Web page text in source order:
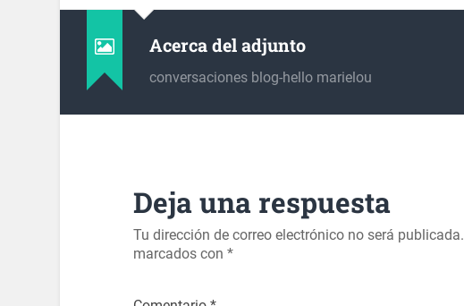
Acerca del adjunto
conversaciones blog-hello marielou
Deja una respuesta
Tu dirección de correo electrónico no será publicada.
marcados con *